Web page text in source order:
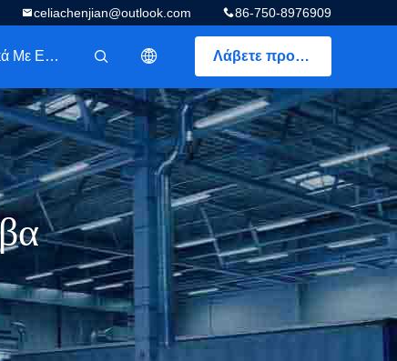
86-750-8976909
celiachenjian@outlook.com
Λάβετε προσφορά
描述
Σχετικά Με Εμάς